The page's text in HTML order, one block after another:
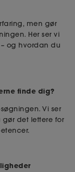
men gør
Her ser vi
og hvordan du
finde dig?
Vi ser
det lettere for